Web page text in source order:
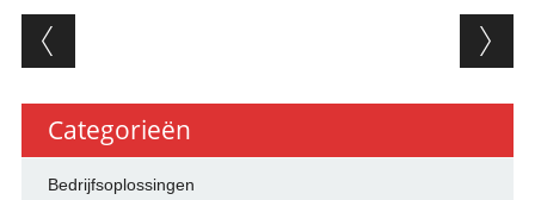
Berichtnavigatie
Categorieën
Bedrijfsoplossingen